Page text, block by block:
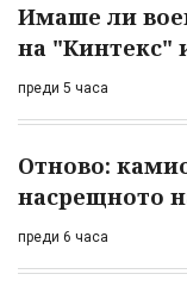
Имаше ли
на "Кинтекс"
преди 5 часа
Отново:
насрещното
преди 6 часа